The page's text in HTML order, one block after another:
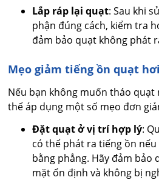
Lắp ráp lại quạt: Sau khi
phận đúng cách, kiểm tra
đảm bảo quạt không phát
Mẹo giảm tiếng ồn quạt
Nếu bạn không muốn tháo quạt
thể áp dụng một số mẹo đơn
Đặt quạt ở vị trí hợp lý:
có thể phát ra tiếng ồn
bằng phẳng. Hãy đảm
mặt ổn định và không bị